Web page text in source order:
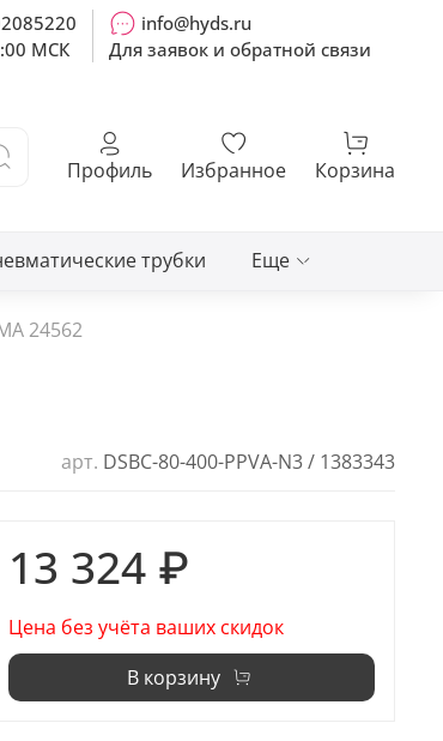
МСК
info@hyds.ru
Для заявок и обратной связи
Профиль Избранное Корзина
трубки Еще
24562
арт. DSBC-80-400-PPVA-N3 / 1383343
13 324 ₽
Цена без учёта ваших скидок
В корзину